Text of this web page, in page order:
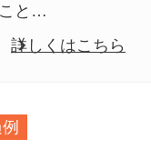
と…
詳しくはこちら